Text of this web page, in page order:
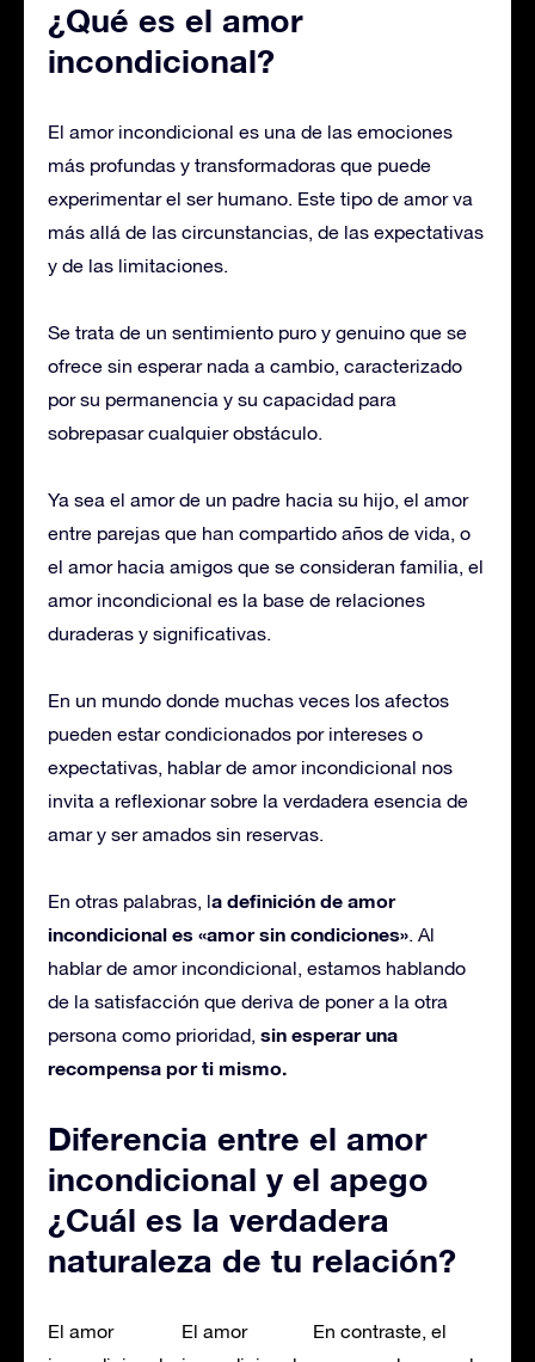
¿Qué es el amor
incondicional?
El amor incondicional es una de las emociones
más profundas y transformadoras que puede
experimentar el ser humano. Este tipo de amor va
más allá de las circunstancias, de las expectativas
y de las limitaciones.
Se trata de un sentimiento puro y genuino que se
ofrece sin esperar nada a cambio, caracterizado
por su permanencia y su capacidad para
sobrepasar cualquier obstáculo.
Ya sea el amor de un padre hacia su hijo, el amor
entre parejas que han compartido años de vida, o
el amor hacia amigos que se consideran familia, el
amor incondicional es la base de relaciones
duraderas y significativas.
En un mundo donde muchas veces los afectos
pueden estar condicionados por intereses o
expectativas, hablar de amor incondicional nos
invita a reflexionar sobre la verdadera esencia de
amar y ser amados sin reservas.
En otras palabras, la definición de amor
incondicional es «amor sin condiciones». Al
hablar de amor incondicional, estamos hablando
de la satisfacción que deriva de poner a la otra
persona como prioridad, sin esperar una
recompensa por ti mismo.
Diferencia entre el amor
incondicional y el apego
¿Cuál es la verdadera
naturaleza de tu relación?
El amor
El amor
En contraste, el